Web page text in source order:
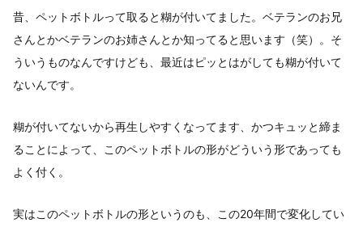
昔、ペットボトルって取ると糊が付いてました。ベテランのお兄
さんとかベテランのお姉さんとか知ってると思います（笑）。そ
ういうものなんですけども、最近はピッとはがしても糊が付いて
ないんです。
糊が付いてないから再生しやすくなってます、かつキュッと締ま
ることによって、このペットボトルの形がどういう形であっても
よく付く。
実はこのペットボトルの形というのも、この20年間で変化してい